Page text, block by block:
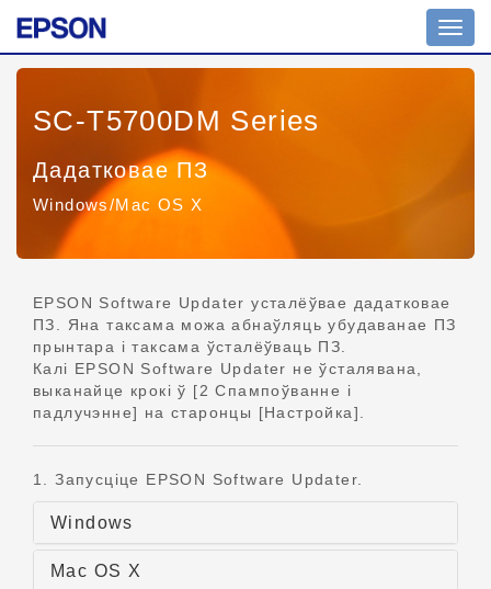
SC-T5700DM Series
Дадатковае ПЗ
Windows/Mac OS X
EPSON Software Updater усталёўвае дадатковае
ПЗ. Яна таксама можа абнаўляць убудаванае ПЗ
прынтара і таксама ўсталёўваць ПЗ.
Калі EPSON Software Updater не ўсталявана,
выканайце крокі ў [2 Спампоўванне і
падлучэнне] на старонцы [Настройка].
1. Запусціце EPSON Software Updater.
Windows
Mac OS X